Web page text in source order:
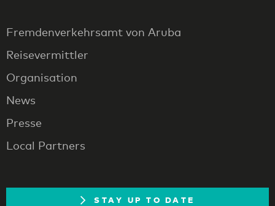
Fremdenverkehrsamt von Aruba
Reisevermittler
Organisation
News
Presse
Local Partners
STAY UP TO DATE